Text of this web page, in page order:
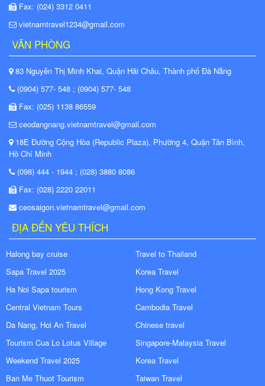
Fax: (024) 3312 0411
vietnamtravel1234@gmail.com
VĂN PHÒNG
83 Nguyễn Thị Minh Khai, Quận Hải Châu, Thành phố Đà Nẵng
(0904) 577- 548 ; (0904) 577- 548
Fax: (025) 1138 86559
ceodangnang.vietnamtravel@gmail.com
18E Đường Cộng Hòa (Republic Plaza), Phường 4, Quận Tân Bình,
Hồ Chí Minh
(098) 444 - 1944 ; (028) 3880 8086
Fax: (028) 2220 22011
ceosaigon.vietnamtravel@gmail.com
ĐỊA ĐẾN YÊU THÍCH
Halong bay cruise
Sapa Travel 2025
Ha Noi Sapa tourism
Central Vietnam Tours
Da Nang, Hoi An Travel
Tourism Cua Lo Lotus Village
Weekend Travel 2025
Ban Me Thuot Tourism
Travel to Thailand
Korea Travel
Hong Kong Travel
Cambodia Travel
Chinese travel
Singapore-Malaysia Travel
Korea Travel
Taiwan Travel